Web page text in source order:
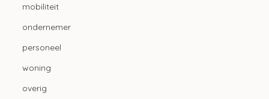
mobiliteit
ondernemer
personeel
woning
overig